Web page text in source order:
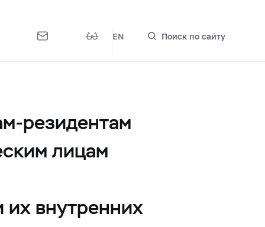
EN Поиск по сайту
резидентам
лицам
их внутренних